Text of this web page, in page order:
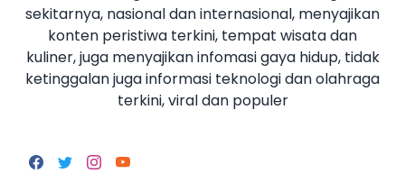
sekitarnya, nasional dan internasional, menyajikan
konten peristiwa terkini, tempat wisata dan
kuliner, juga menyajikan infomasi gaya hidup, tidak
ketinggalan juga informasi teknologi dan olahraga
terkini, viral dan populer